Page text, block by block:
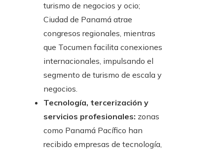
turismo de negocios y ocio;
Ciudad de Panamá atrae
congresos regionales, mientras
que Tocumen facilita conexiones
internacionales, impulsando el
segmento de turismo de escala y
negocios.
Tecnología, tercerización y
servicios profesionales: zonas
como Panamá Pacífico han
recibido empresas de tecnología,